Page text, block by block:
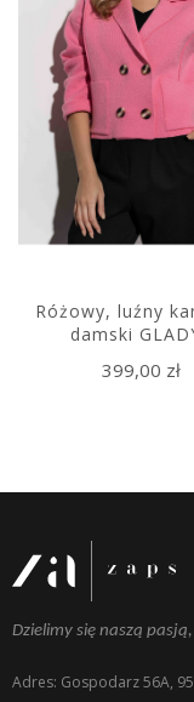
Różowy, luźny
damski
399,00 zł
Dzielimy się naszą
Adres: Gospodarz 56A,